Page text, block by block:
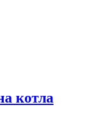
котла